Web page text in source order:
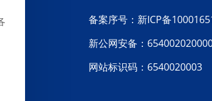
备案序号：新ICP备
新公网安备：
网站标识码：6540020003